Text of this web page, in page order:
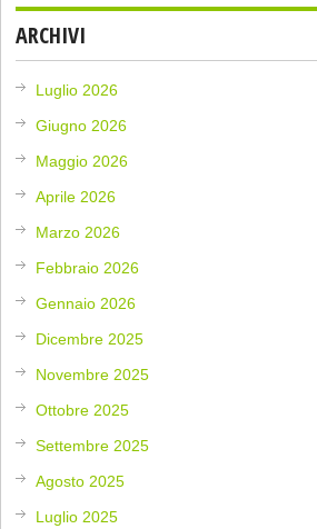
ARCHIVI
Luglio 2026
Giugno 2026
Maggio 2026
Aprile 2026
Marzo 2026
Febbraio 2026
Gennaio 2026
Dicembre 2025
Novembre 2025
Ottobre 2025
Settembre 2025
Agosto 2025
Luglio 2025